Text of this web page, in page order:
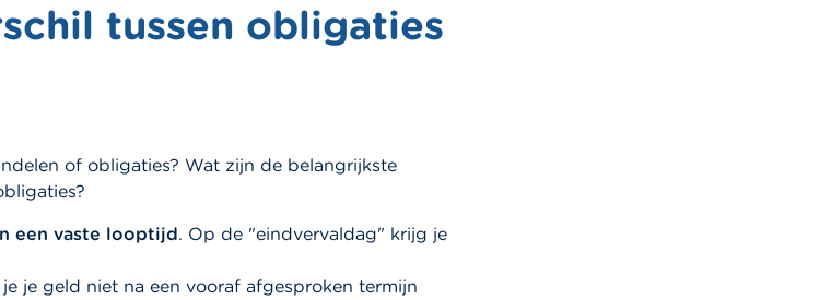
tussen obligaties
of obligaties? Wat zijn de belangrijkste
een vaste looptijd. Op de "eindvervaldag" krijg je
je geld niet na een vooraf afgesproken termijn